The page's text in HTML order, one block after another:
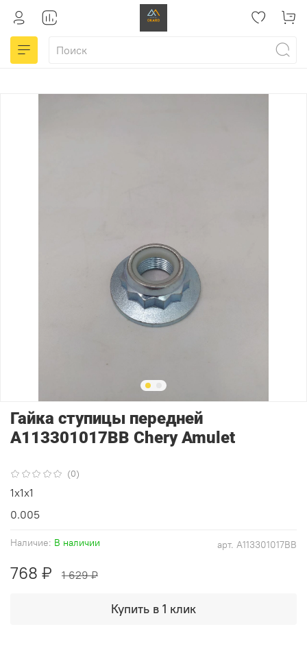
(0)
арт. A113301017BB
Наличие: В наличии
Гайка ступицы передней
A113301017BB Chery Amulet
768 ₽ 1 629 ₽
Купить в 1 клик
1x1x1
0.005